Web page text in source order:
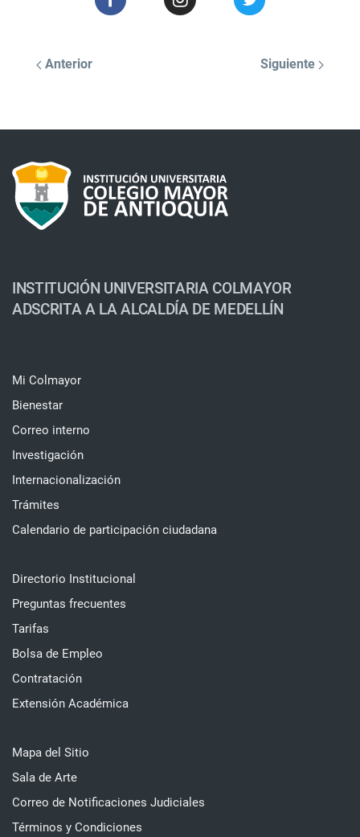
Anterior Siguiente
INSTITUCIÓN UNIVERSITARIA COLMAYOR
ADSCRITA A LA ALCALDÍA DE MEDELLÍN
Mi Colmayor
Bienestar
Correo interno
Investigación
Internacionalización
Trámites
Calendario de participación ciudadana
Directorio Institucional
Preguntas frecuentes
Tarifas
Bolsa de Empleo
Contratación
Extensión Académica
Mapa del Sitio
Sala de Arte
Correo de Notificaciones Judiciales
Términos y Condiciones